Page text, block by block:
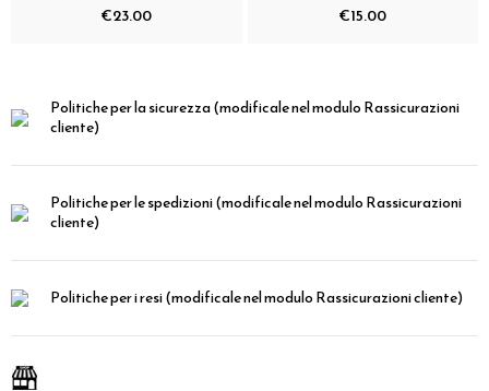
€23.00
€15.00
Politiche per la sicurezza(modificale nel modulo Rassicurazioni
cliente)
Politiche per le spedizioni(modificale nel modulo Rassicurazioni
cliente)
Politiche per i resi(modificale nel modulo Rassicurazioni cliente)